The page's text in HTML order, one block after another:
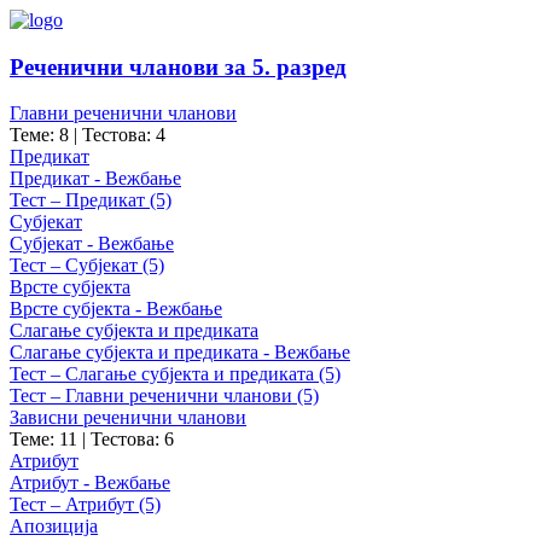
Реченични чланови за 5. разред
Главни реченични чланови
Теме: 8 | Тестова: 4
Предикат
Предикат - Вежбање
Тест – Предикат (5)
Субјекат
Субјекат - Вежбање
Тест – Субјекат (5)
Врсте субјекта
Врсте субјекта - Вежбање
Слагање субјекта и предиката
Слагање субјекта и предиката - Вежбање
Тест – Слагање субјекта и предиката (5)
Тест – Главни реченични чланови (5)
Зависни реченични чланови
Теме: 11 | Тестова: 6
Атрибут
Атрибут - Вежбање
Тест – Атрибут (5)
Апозиција